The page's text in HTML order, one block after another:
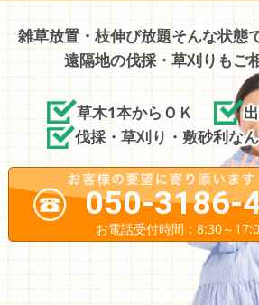
雑草放置・枝伸び放題そんな状態
遠隔地の伐採・草刈りもご
草木1本からＯＫ
伐採・草刈り・敷砂利な
050-3186-
お電話受付時間：8:30～